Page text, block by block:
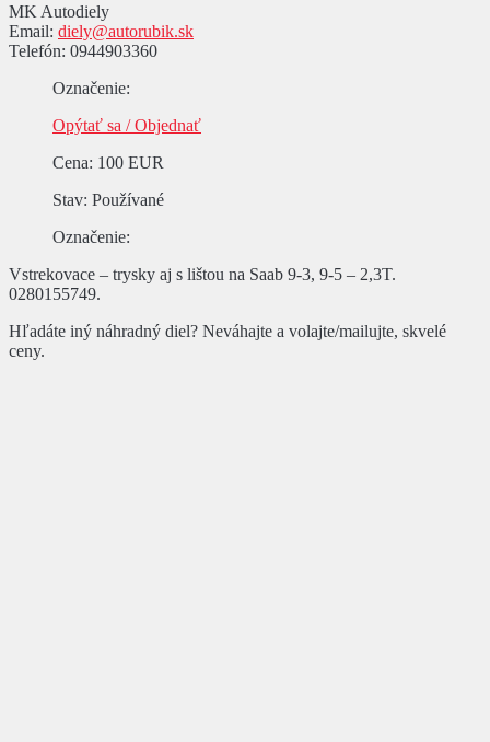
MK Autodiely
Email: diely@autorubik.sk
Telefón: 0944903360
Označenie:
Opýtať sa / Objednať
Cena: 100 EUR
Stav: Používané
Označenie:
Vstrekovace – trysky aj s lištou na Saab 9-3, 9-5 – 2,3T.
0280155749.
Hľadáte iný náhradný diel? Neváhajte a volajte/mailujte, skvelé
ceny.